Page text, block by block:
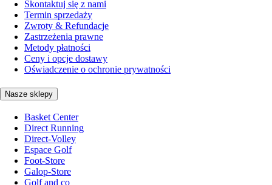
Skontaktuj się z nami
Termin sprzedaży
Zwroty & Refundacje
Zastrzeżenia prawne
Metody płatności
Ceny i opcje dostawy
Oświadczenie o ochronie prywatności
Nasze sklepy
Basket Center
Direct Running
Direct-Volley
Espace Golf
Foot-Store
Galop-Store
Golf and co